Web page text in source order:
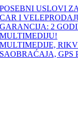
Skip
to
content
POSEBNI USLOVI
CAR I
GARANCIJA: 2
MULTIMEDIJU!
MULTIMEDIJE,
SAOBRAĆAJA, GPS